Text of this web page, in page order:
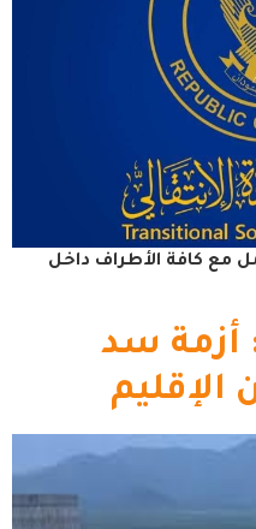
مع كافة الأطراف داخل
أزمة سد
الإقليم